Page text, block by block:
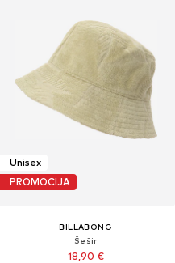
Unisex
PROMOCIJA
BILLABONG
Šešir
18,90 €